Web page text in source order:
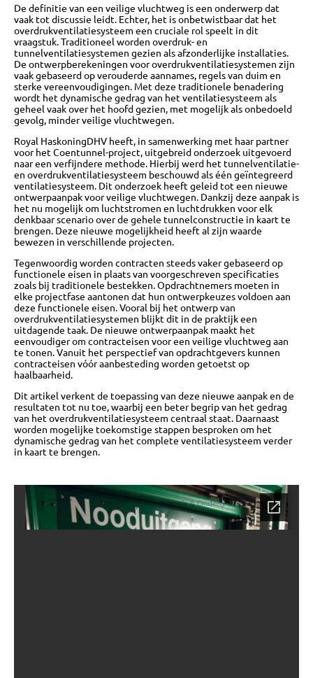
OVER
KENNISBANK
De definitie van een veilige vluchtweg is een onderwerp dat
vaak tot discussie leidt. Echter, het is onbetwistbaar dat het
overdrukventilatiesysteem een cruciale rol speelt in dit
vraagstuk. Traditioneel worden overdruk- en
tunnelventilatiesystemen gezien als afzonderlijke installaties.
De ontwerpberekeningen voor overdrukventilatiesystemen zijn
vaak gebaseerd op verouderde aannames, regels van duim en
sterke vereenvoudigingen. Met deze traditionele benadering
wordt het dynamische gedrag van het ventilatiesysteem als
geheel vaak over het hoofd gezien, met mogelijk als onbedoeld
gevolg, minder veilige vluchtwegen.
Royal HaskoningDHV heeft, in samenwerking met haar partner
voor het Coentunnel-project, uitgebreid onderzoek uitgevoerd
naar een verfijndere methode. Hierbij werd het tunnelventilatie-
en overdrukventilatiesysteem beschouwd als één geïntegreerd
ventilatiesysteem. Dit onderzoek heeft geleid tot een nieuwe
ontwerpaanpak voor veilige vluchtwegen. Dankzij deze aanpak is
het nu mogelijk om luchtstromen en luchtdrukken voor elk
denkbaar scenario over de gehele tunnelconstructie in kaart te
brengen. Deze nieuwe mogelijkheid heeft al zijn waarde
bewezen in verschillende projecten.
Tegenwoordig worden contracten steeds vaker gebaseerd op
functionele eisen in plaats van voorgeschreven specificaties
zoals bij traditionele bestekken. Opdrachtnemers moeten in
elke projectfase aantonen dat hun ontwerpkeuzes voldoen aan
deze functionele eisen. Vooral bij het ontwerp van
overdrukventilatiesystemen blijkt dit in de praktijk een
uitdagende taak. De nieuwe ontwerpaanpak maakt het
eenvoudiger om contracteisen voor een veilige vluchtweg aan
te tonen. Vanuit het perspectief van opdrachtgevers kunnen
contracteisen vóór aanbesteding worden getoetst op
haalbaarheid.
Dit artikel verkent de toepassing van deze nieuwe aanpak en de
resultaten tot nu toe, waarbij een beter begrip van het gedrag
van het overdrukventilatiesysteem centraal staat. Daarnaast
worden mogelijke toekomstige stappen besproken om het
dynamische gedrag van het complete ventilatiesysteem verder
in kaart te brengen.